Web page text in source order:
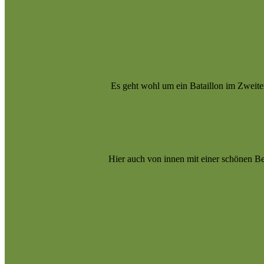
Es geht wohl um ein Bataillon im
Hier auch von innen mit einer schönen